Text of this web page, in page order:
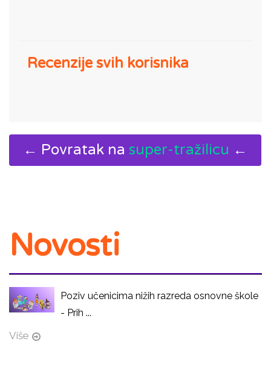
Recenzije svih korisnika
← Povratak na super-tražilicu ←
Novosti
Poziv učenicima nižih razreda osnovne škole
- Prih ...
Više